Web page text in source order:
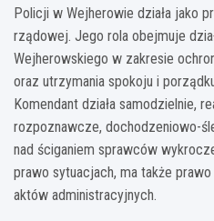
Policji w Wejherowie działa jako
rządowej. Jego rola obejmuje
Wejherowskiego w zakresie
oraz utrzymania spokoju i
Komendant działa samodzielnie,
rozpoznawcze, dochodzeniowo-
nad ściganiem sprawców
prawo sytuacjach, ma także
aktów administracyjnych.